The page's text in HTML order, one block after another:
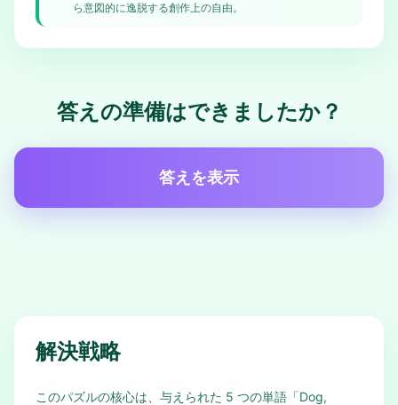
ら意図的に逸脱する創作上の自由。
答えの準備はできましたか？
答えを表示
解決戦略
このパズルの核心は、与えられた 5 つの単語「Dog,